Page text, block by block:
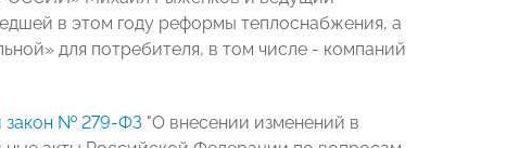
в этом году реформы теплоснабжения, а
для потребителя, в том числе - компаний
закон № 279-ФЗ "О внесении изменений в